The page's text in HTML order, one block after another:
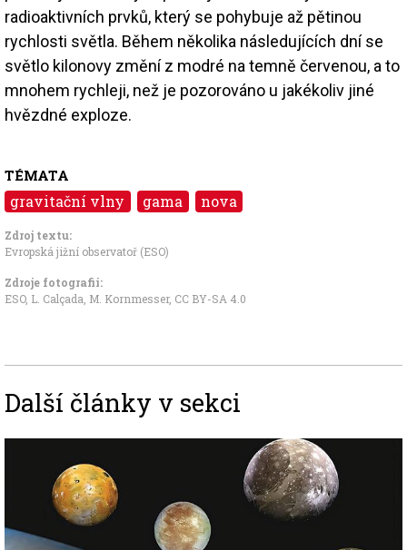
radioaktivních prvků, který se pohybuje až pětinou
rychlosti světla. Během několika následujících dní se
světlo kilonovy změní z modré na temně červenou, a to
mnohem rychleji, než je pozorováno u jakékoliv jiné
hvězdné exploze.
TÉMATA
gravitační vlny gama nova
Zdroj textu:
Evropská jižní observatoř (ESO)
Zdroje fotografii:
ESO, L. Calçada, M. Kornmesser, CC BY-SA 4.0
Další články v sekci